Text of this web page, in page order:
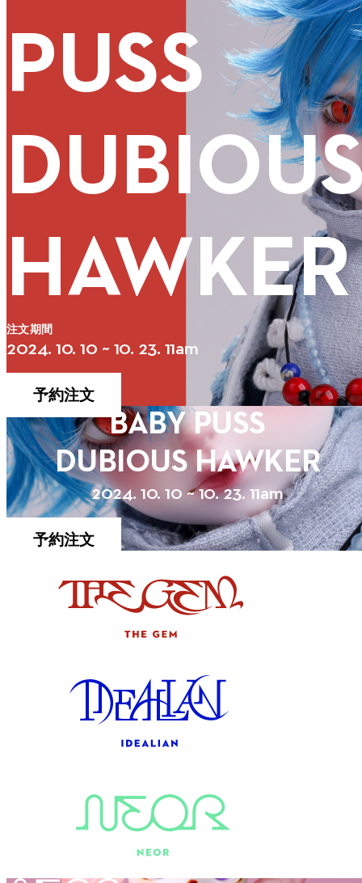
PUSS
HAWKER
注文期間
2024. 10. 10 ~ 10. 23. 11am
予約注文
BABY PUSS
DUBIOUS HAWKER
2024. 10. 10 ~ 10. 23. 11am
予約注文